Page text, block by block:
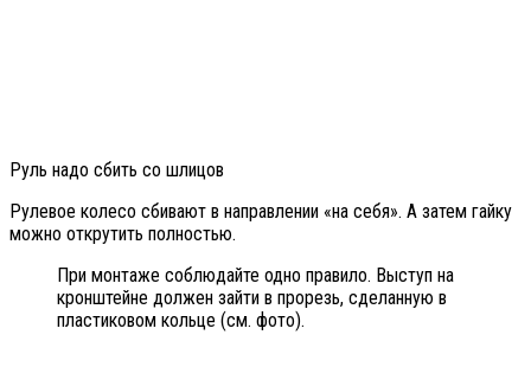
Руль надо сбить со шлицов
Рулевое колесо сбивают в направлении «на себя». А затем гайку
можно открутить полностью.
При монтаже соблюдайте одно правило. Выступ на
кронштейне должен зайти в прорезь, сделанную в
пластиковом кольце (см. фото).